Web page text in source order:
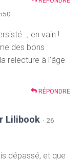
en vain !
des bons
relecture à l’âge
RÉPONDRE
Lilibook · 26
dépassé, et que